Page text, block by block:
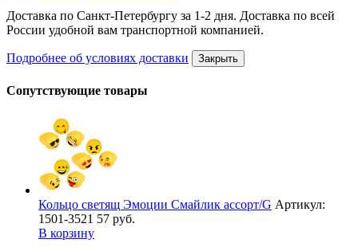
Доставка по Санкт-Петербургу за 1-2 дня. Доставка по всей
России удобной вам транспортной компанией.
Подробнее об условиях доставки Закрыть
Сопутствующие товары
Кольцо светящ Эмоции Смайлик ассорт/G Артикул:
1501-3521 57 руб.
В корзину